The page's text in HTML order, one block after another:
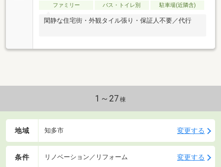
ファミリー
バス・トイレ別 駐車場(近隣含)
閑静な住宅街・外観タイル張り・保証人不要／代行
1～27 棟
地域 知多市 変更する
条件 リノベーション／リフォーム 変更する